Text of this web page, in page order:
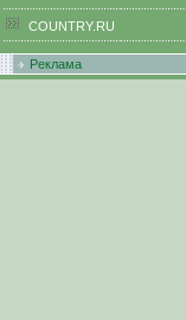
COUNTRY.RU
Реклама